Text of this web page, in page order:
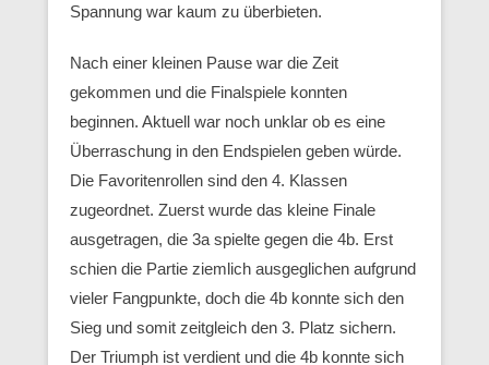
Spannung war kaum zu überbieten.
Nach einer kleinen Pause war die Zeit
gekommen und die Finalspiele konnten
beginnen. Aktuell war noch unklar ob es eine
Überraschung in den Endspielen geben würde.
Die Favoritenrollen sind den 4. Klassen
zugeordnet. Zuerst wurde das kleine Finale
ausgetragen, die 3a spielte gegen die 4b. Erst
schien die Partie ziemlich ausgeglichen aufgrund
vieler Fangpunkte, doch die 4b konnte sich den
Sieg und somit zeitgleich den 3. Platz sichern.
Der Triumph ist verdient und die 4b konnte sich